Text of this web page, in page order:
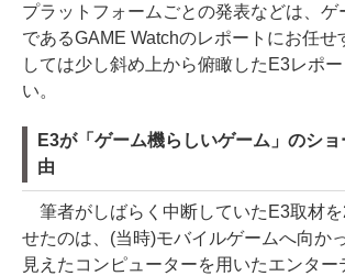
プラットフォームごとの発表などは、ゲ
であるGAME Watchのレポートにお任せ
しては少し斜め上から俯瞰したE3レポ
い。
E3が「ゲーム機らしいゲーム」のシ
由
筆者がしばらく中断していたE3取材を
せたのは、(当時)モバイルゲームへ向か
見えたコンピューターを用いたエンター